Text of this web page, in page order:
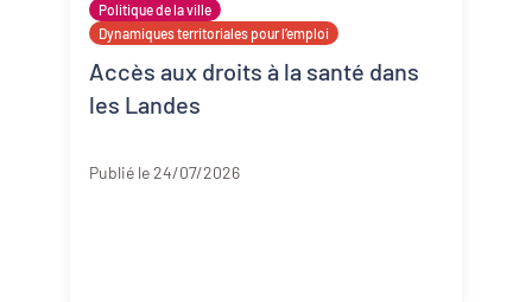
Politique de la ville
Dynamiques territoriales pour l’emploi
Accès aux droits à la santé dans
les Landes
Publié le 24/07/2026